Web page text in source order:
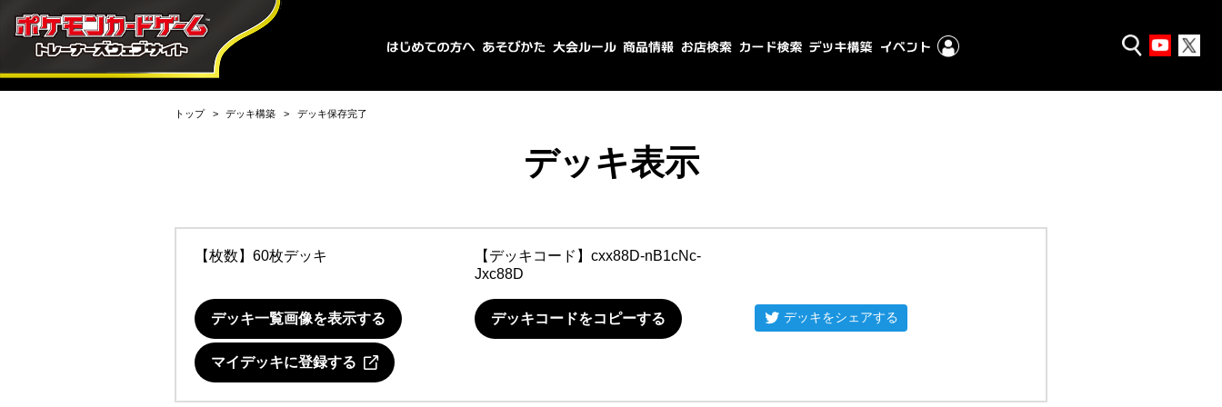
トップ デッキ構築 デッキ保存完了
デッキ表示
【枚数】60枚デッキ 【デッキコード】 cxx88D-nB1cNc-
Jxc88D
デッキ一覧画像を表示する デッキコードをコピーする デッキをシェアする
マイデッキに登録する